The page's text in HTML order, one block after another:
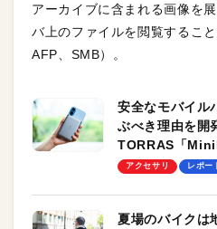
アーカイブに含まれる画像を
バ上のファイルを閲覧するこ
AFP、SMB）。
安全なモバイル
ぶべき理由を開
TORRAS「
ーも
アクセサリ レポー
夏場のバイクは